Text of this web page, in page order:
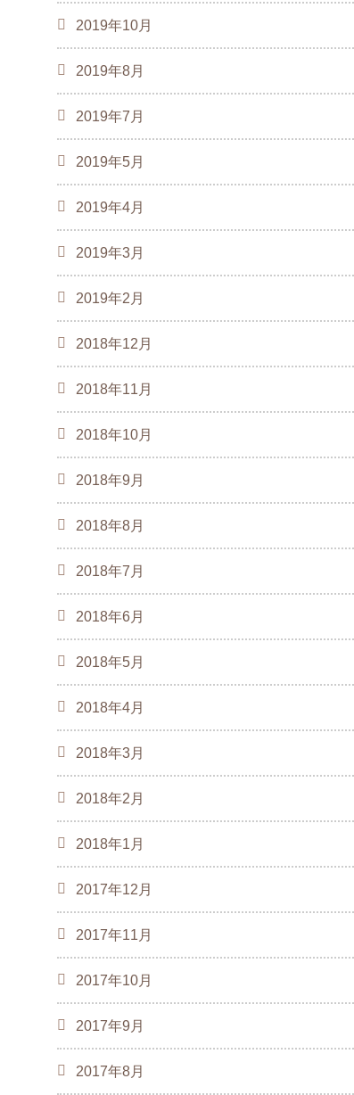
2019年10月
2019年8月
2019年7月
2019年5月
2019年4月
2019年3月
2019年2月
2018年12月
2018年11月
2018年10月
2018年9月
2018年8月
2018年7月
2018年6月
2018年5月
2018年4月
2018年3月
2018年2月
2018年1月
2017年12月
2017年11月
2017年10月
2017年9月
2017年8月